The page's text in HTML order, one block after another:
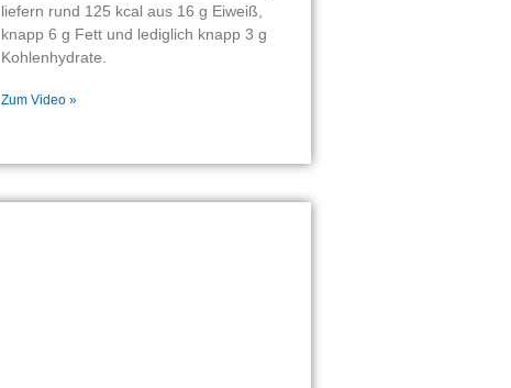
liefern rund 125 kcal aus 16 g Eiweiß,
knapp 6 g Fett und lediglich knapp 3 g
Kohlenhydrate.
Zum Video »